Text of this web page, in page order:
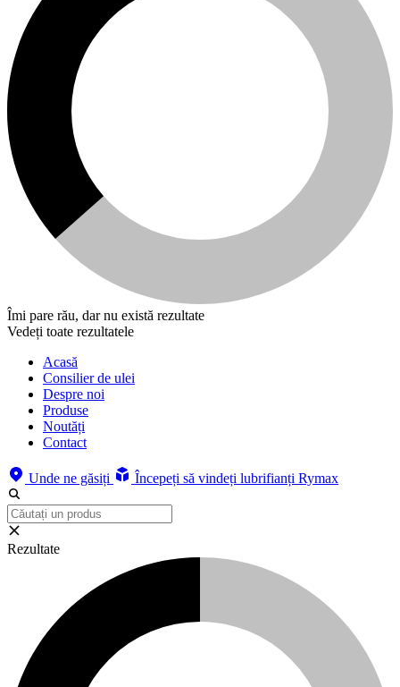
Îmi pare rău, dar nu există rezultate
Vedeți toate rezultatele
Acasă
Consilier de ulei
Despre noi
Produse
Noutăți
Contact
Unde ne găsiți Începeți să vindeți lubrifianți Rymax
Rezultate